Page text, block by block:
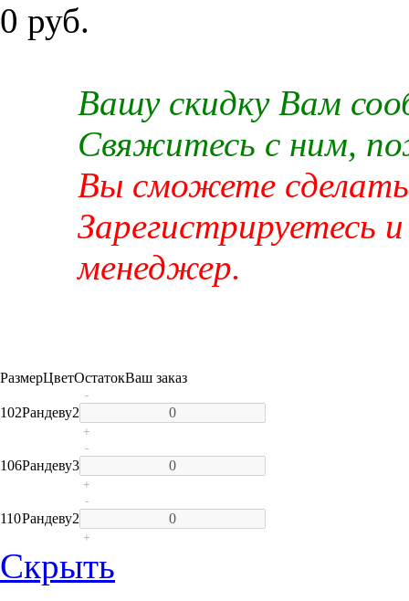
0 руб.
Вашу скидку Вам
Свяжитесь с ним,
Вы сможете сделать
Зарегистрируетесь
менеджер.
РазмерЦветОстатокВаш заказ
102Рандеву2
-
+
106Рандеву3
-
+
110Рандеву2
-
+
Скрыть